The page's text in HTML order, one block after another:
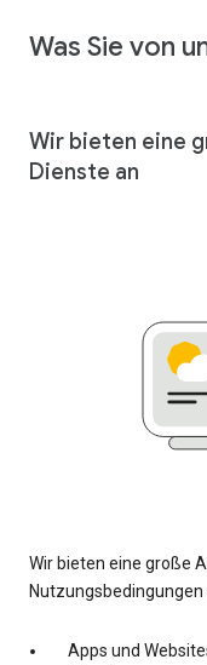
Was Sie von
Wir bieten eine
Dienste an
Wir bieten eine große
Apps und